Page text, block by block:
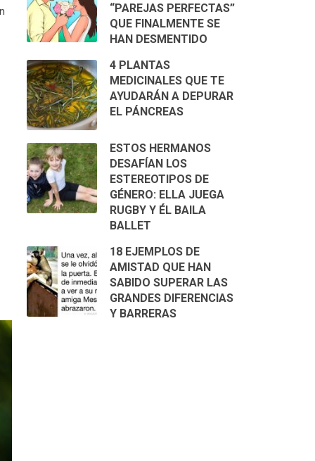
“PAREJAS PERFECTAS”
QUE FINALMENTE SE
HAN DESMENTIDO
4 PLANTAS
MEDICINALES QUE TE
AYUDARÁN A DEPURAR
EL PÁNCREAS
ESTOS HERMANOS
DESAFÍAN LOS
ESTEREOTIPOS DE
GÉNERO: ELLA JUEGA
RUGBY Y ÉL BAILA
BALLET
18 EJEMPLOS DE
AMISTAD QUE HAN
SABIDO SUPERAR LAS
GRANDES DIFERENCIAS
Y BARRERAS